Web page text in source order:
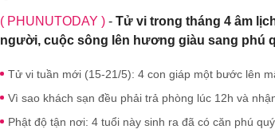
( PHUNUTODAY ) - Tử vi trong tháng 4 âm
người, cuộc sông lên hương giàu sang phú
Tử vi tuần mới (15-21/5): 4 con giáp một bước lên
Vì sao khách sạn đều phải trả phòng lúc 12h và
Phật độ tận nơi: 4 tuổi này sinh ra đã có căn phú